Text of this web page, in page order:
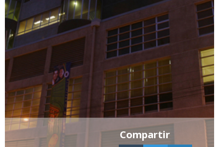
Compartir